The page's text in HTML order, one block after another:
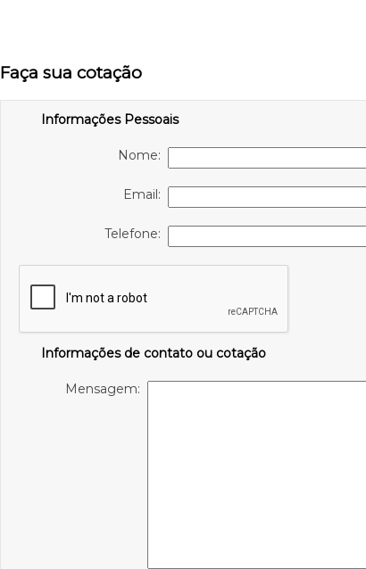
Faça sua cotação
Informações Pessoais
Nome:
Email:
Telefone:
Informações de contato ou cotação
Mensagem: